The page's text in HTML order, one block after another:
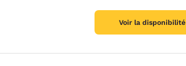
Voir la disponibilité